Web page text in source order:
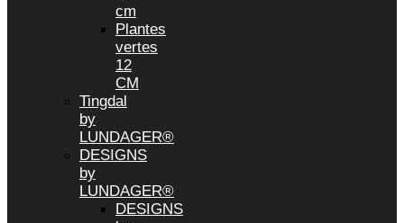
cm
Plantes
vertes
12
CM
Tingdal
by
LUNDAGER®
DESIGNS
by
LUNDAGER®
DESIGNS